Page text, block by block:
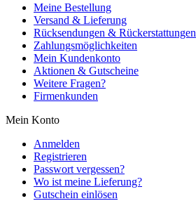
Meine Bestellung
Versand & Lieferung
Rücksendungen & Rückerstattungen
Zahlungsmöglichkeiten
Mein Kundenkonto
Aktionen & Gutscheine
Weitere Fragen?
Firmenkunden
Mein Konto
Anmelden
Registrieren
Passwort vergessen?
Wo ist meine Lieferung?
Gutschein einlösen